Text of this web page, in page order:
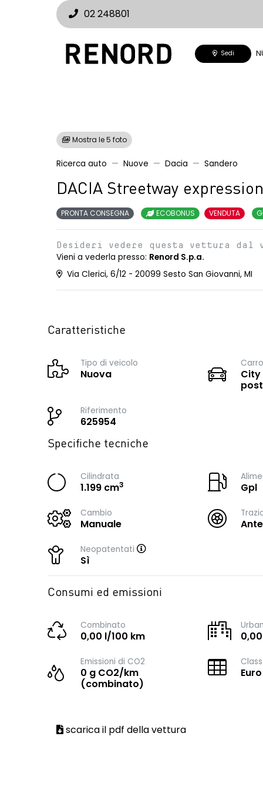
02 248801
Sedi
Mostra le 5 foto
Ricerca auto Nuove Dacia Sandero
DACIA Streetway
PRONTA CONSEGNA ECOBONUS VENDUTA
Desideri vedere questa vettura dal
Vieni a vederla presso: Renord S.p.a.
Via Clerici, 6/12 - 20099 Sesto San Giovanni, MI
Caratteristiche
Tipo di veicolo
Nuova
City
Riferimento
625954
Specifiche tecniche
Cilindrata
1.199 cm3 Gpl
Cambio
Manuale
Neopatentati
Sì
Consumi ed emissioni
Combinato
0,00 l/100 km
Emissioni di CO2
0 g CO2/km
(combinato)
scarica il pdf della vettura